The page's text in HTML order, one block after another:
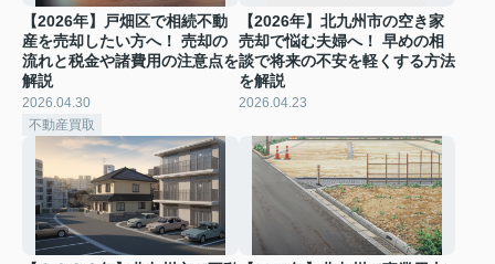
【2026年】戸畑区で相続不動
産を売却したい方へ！ 売却の
流れと税金や諸費用の注意点を
解説
2026.04.30
不動産買取
【2026年】北九州市の空き家
売却で悩む夫婦へ！ 早めの相
談で将来の不安を軽くする方法
を解説
2026.04.23